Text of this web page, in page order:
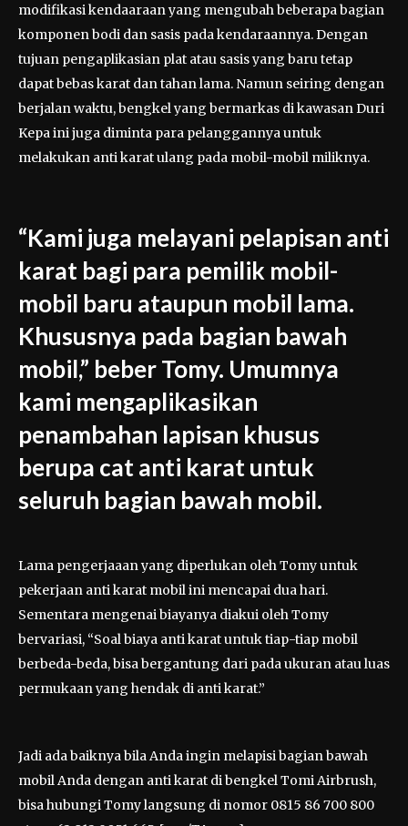
modifikasi kendaaraan yang mengubah beberapa bagian
komponen bodi dan sasis pada kendaraannya. Dengan
tujuan pengaplikasian plat atau sasis yang baru tetap
dapat bebas karat dan tahan lama. Namun seiring dengan
berjalan waktu, bengkel yang bermarkas di kawasan Duri
Kepa ini juga diminta para pelanggannya untuk
melakukan anti karat ulang pada mobil-mobil miliknya.
“Kami juga melayani pelapisan anti
karat bagi para pemilik mobil-
mobil baru ataupun mobil lama.
Khususnya pada bagian bawah
mobil,” beber Tomy. Umumnya
kami mengaplikasikan
penambahan lapisan khusus
berupa cat anti karat untuk
seluruh bagian bawah mobil.
Lama pengerjaaan yang diperlukan oleh Tomy untuk
pekerjaan anti karat mobil ini mencapai dua hari.
Sementara mengenai biayanya diakui oleh Tomy
bervariasi, “Soal biaya anti karat untuk tiap-tiap mobil
berbeda-beda, bisa bergantung dari pada ukuran atau luas
permukaan yang hendak di anti karat.”
Jadi ada baiknya bila Anda ingin melapisi bagian bawah
mobil Anda dengan anti karat di bengkel Tomi Airbrush,
bisa hubungi Tomy langsung di nomor 0815 86 700 800